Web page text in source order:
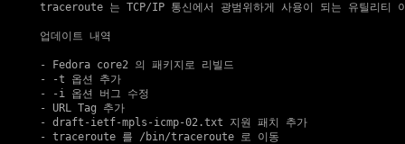
traceroute 는 TCP/IP 통신에서 광범위하게 사용이 되는 유틸리티
업데이트 내역
- Fedora core2 의 패키지로 리빌드
- -t 옵션 추가
- -i 옵션 버그 수정
- URL Tag 추가
- draft-ietf-mpls-icmp-02.txt 지원 패치 추가
- traceroute 를 /bin/traceroute 로 이동